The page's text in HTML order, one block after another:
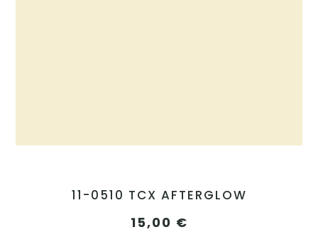
11-0510 TCX AFTERGLOW
15,00 €